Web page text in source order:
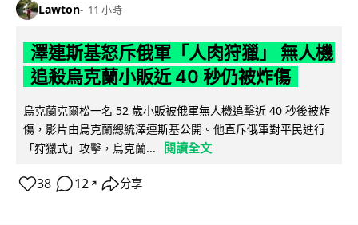
Lawton 11 小時
澤連斯基怒斥俄軍「人肉狩獵」 無人機
追殺烏克蘭小販近 40 秒仍被炸傷
烏克蘭克爾松一名 52 歲小販被俄軍無人機追擊近 40 秒後被炸
傷，影片由烏克蘭總統澤連斯基公開。他直斥俄軍對平民進行
「狩獵式」攻擊，烏克蘭...
閱讀全文
38 12 ↗ 分享